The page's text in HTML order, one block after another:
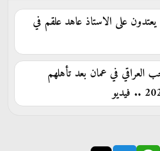
على الاستاذ عاهد علقم في
العراقي في عمان بعد تأهلهم